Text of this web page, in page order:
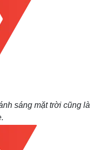
sáng mặt trời cũng là